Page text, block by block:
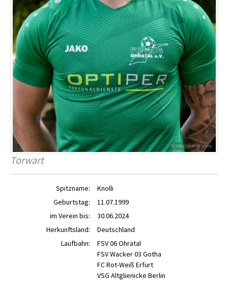
Torwart
Spitzname:
Knolli
Geburtstag:
11.07.1999
im Verein bis:
30.06.2024
Herkunftsland:
Deutschland
Laufbahn:
FSV 06 Ohratal
FSV Wacker 03 Gotha
FC Rot-Weiß Erfurt
VSG Altglienicke Berlin